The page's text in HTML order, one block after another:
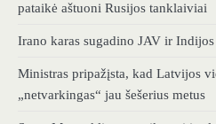
pataikė aštuoni Rusijos tanklaiviai
Irano karas sugadino JAV ir
Ministras pripažįsta, kad Latvijos
„netvarkingas“ jau šešerius metus